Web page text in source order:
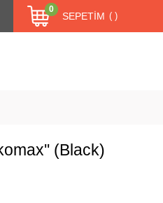
SEPETIM
0
(Black)